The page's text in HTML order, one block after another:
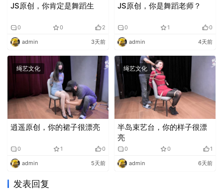
JS原创，你肯定是舞蹈生
0 0 2
admin 3天前
JS原创，你是舞蹈老师？
0 1 0
admin 4天前
绳艺文化
逍遥原创，你的裙子很漂亮
0 1 0
admin 5天前
绳艺文化
半岛束艺台，你的样子很漂
亮
0 0 1
admin 6天前
发表回复